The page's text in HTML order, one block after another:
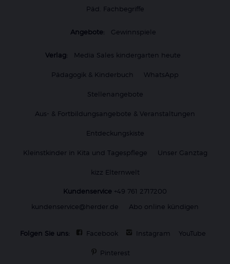
Päd. Fachbegriffe
Angebote: Gewinnspiele
Verlag: Media Sales kindergarten heute
Pädagogik & Kinderbuch WhatsApp
Stellenangebote
Aus- & Fortbildungsangebote & Veranstaltungen
Entdeckungskiste
Kleinstkinder in Kita und Tagespflege Unser Ganztag
kizz Elternwelt
Kundenservice +49 761 2717200
kundenservice@herder.de
Abo online kündigen
Folgen Sie uns: Facebook Instagram YouTube
Pinterest